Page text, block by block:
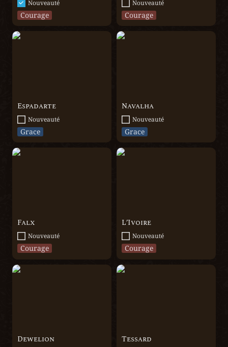
Nouveauté
Courage
Nouveauté
Courage
Espadarte
Espadarte
Nouveauté
Grace
Navalha
Navalha
Nouveauté
Grace
Falx
Falx
Nouveauté
Courage
L’Ivoire
L’Ivoire
Nouveauté
Courage
Dewelion
Dewelion
Tessard
Tessard